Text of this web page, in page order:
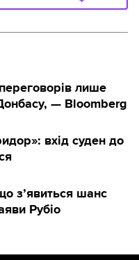
лише
— Bloomberg
вхід суден до
з’явиться шанс
Рубіо